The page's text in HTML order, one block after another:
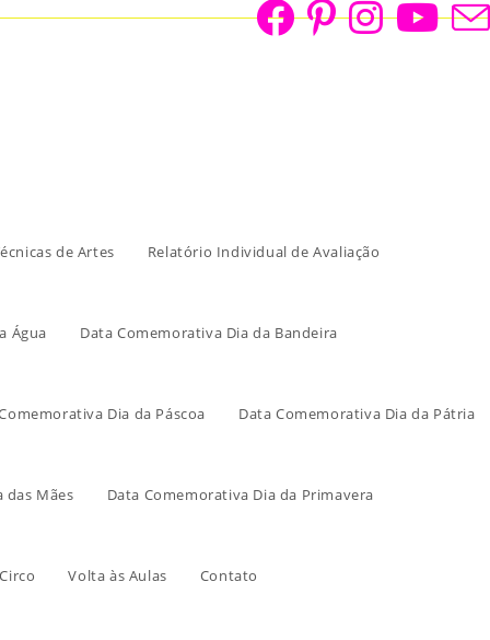
de Artes Relatório Individual de Avaliação
Água Data Comemorativa Dia da Bandeira
Dia da Páscoa Data Comemorativa Dia da Pátria
das Mães Data Comemorativa Dia da Primavera
Volta às Aulas Contato